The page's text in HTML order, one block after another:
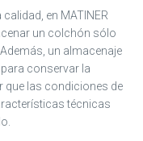
en MATINER
un colchón sólo
un almacenaje
conservar la
que las condiciones de
técnicas